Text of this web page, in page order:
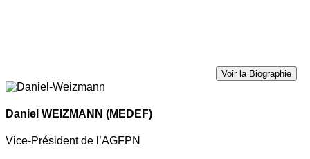
Voir la Biographie
Daniel WEIZMANN (MEDEF)
Vice-Président de l’AGFPN